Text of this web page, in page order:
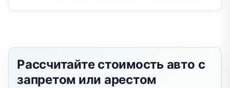
Рассчитайте стоимость авто с
запретом или арестом